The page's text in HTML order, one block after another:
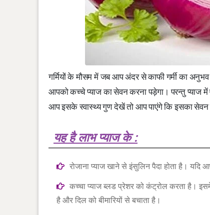
गर्मियों के मौसम में जब आप अंदर से काफी गर्मी का
आपको कच्चे प्याज का सेवन करना पड़ेगा। परन्तु प्याज
आप इसके स्वास्थ्य गुण देखें तो आप पाएंगे कि इसका सेवन
यह है लाभ प्याज के :
रोजाना प्याज खाने से इंसुलिन पैदा होता है।
कच्चा प्याज ब्लड प्रेशर को कंट्रोल करता है।
है और दिल को बीमारियों से बचाता है।